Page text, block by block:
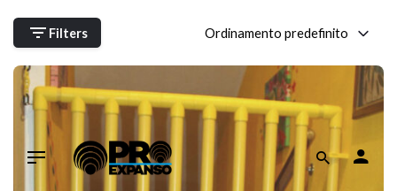
Filters Ordinamento predefinito